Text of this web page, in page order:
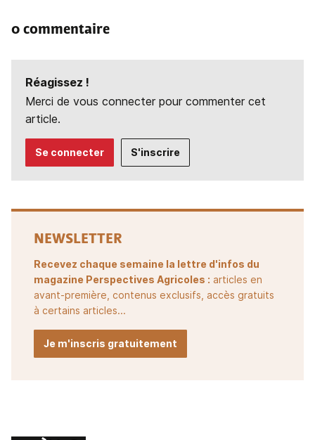
0 commentaire
Réagissez !
Merci de vous connecter pour commenter cet
article.
Se connecter S'inscrire
NEWSLETTER
Recevez chaque semaine la lettre d'infos du
magazine Perspectives Agricoles : articles en
avant-première, contenus exclusifs, accès gratuits
à certains articles...
Je m'inscris gratuitement